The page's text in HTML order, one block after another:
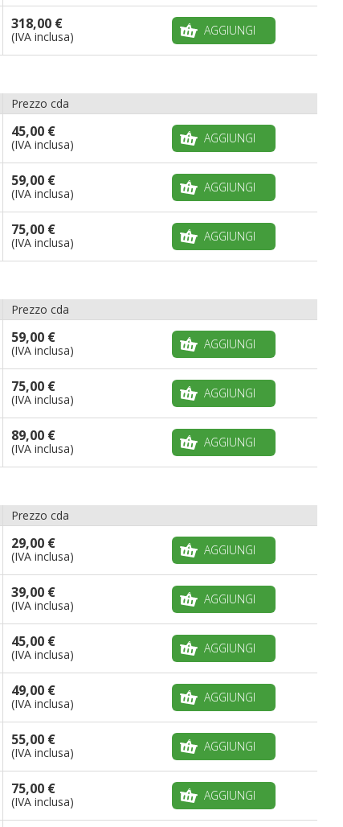
318,00 €
(IVA inclusa) AGGIUNGI
Prezzo cda
45,00 €
(IVA inclusa) AGGIUNGI
59,00 €
(IVA inclusa) AGGIUNGI
75,00 €
(IVA inclusa) AGGIUNGI
Prezzo cda
59,00 €
(IVA inclusa) AGGIUNGI
75,00 €
(IVA inclusa) AGGIUNGI
89,00 €
(IVA inclusa) AGGIUNGI
Prezzo cda
29,00 €
(IVA inclusa) AGGIUNGI
39,00 €
(IVA inclusa) AGGIUNGI
45,00 €
(IVA inclusa) AGGIUNGI
49,00 €
(IVA inclusa) AGGIUNGI
55,00 €
(IVA inclusa) AGGIUNGI
75,00 €
(IVA inclusa) AGGIUNGI